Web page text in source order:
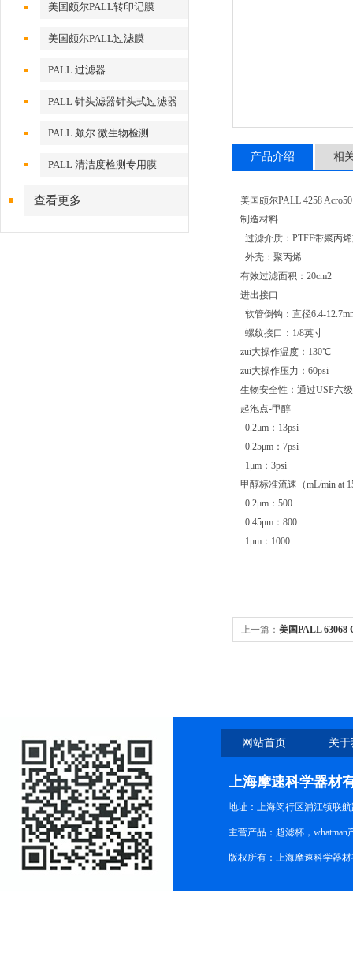
美国颇尔PALL转印记膜
美国颇尔PALL过滤膜
PALL 过滤器
PALL 针头滤器针头式过滤器
PALL 颇尔 微生物检测
PALL 清洁度检测专用膜
查看更多
产品介绍 相
美国颇尔PALL 4258
制造材料
过滤介质：PTFE带聚丙
外壳：聚丙烯
有效过滤面积：20cm2
进出接口
软管倒钩：直径6.4-
螺纹接口：1/8英寸
zui大操作温度：130℃
zui大操作压力：60psi
生物安全性：通过USP六
起泡点-甲醇
0.2μm：13psi
0.25μm：7psi
1μm：3psi
甲醇标准流速（mL/min at
0.2μm：500
0.45μm：800
1μm：1000
上一篇： 美国PALL 63068
网站首页 关
上海摩速科学器材
地址：上海闵行区浦江镇联航
主营产品：超滤杯，
版权所有：上海摩速科学器